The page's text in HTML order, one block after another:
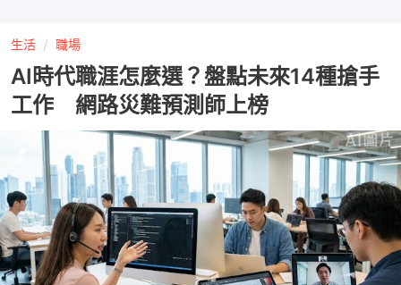
生活 職場
AI時代職涯怎麼選？盤點未來14種搶手
工作 網路災難預測師上榜